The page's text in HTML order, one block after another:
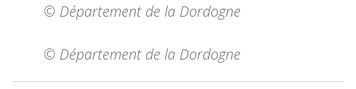
© Département de la Dordogne
© Département de la Dordogne